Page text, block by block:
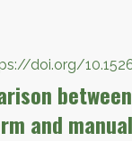
doi.org/
and